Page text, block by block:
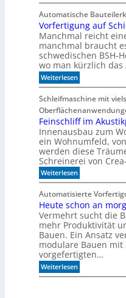
r
e
a
l
e
r
i
e
a
n
n
l
o
h
n
t
s
i
h
C
N
C
-
T
e
c
h
n
k
?
Automatische
Vorfertigung auf
Manchmal reicht
manchmal braucht
schwedischen BSH-
wo man kürzlich
Weiterlesen:
V
r
f
e
r
t
i
g
u
g
u
f
S
c
h
i
e
n
n
Schleifmaschine mit
Feinschliff im
Innenausbau zum
ein Wohnumfeld,
werden diese
Schreinerei von
Weiterlesen:
F
i
n
s
c
h
l
i
f
f
i
Automatisierte
Heute schon an
Vermehrt sucht die
mehr Produktivität
Bauen. Ein Ansatz
modulare Bauen
vorgefertigten…
Weiterlesen:
H